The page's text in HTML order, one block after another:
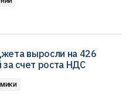
выросли на 426
счет роста НДС